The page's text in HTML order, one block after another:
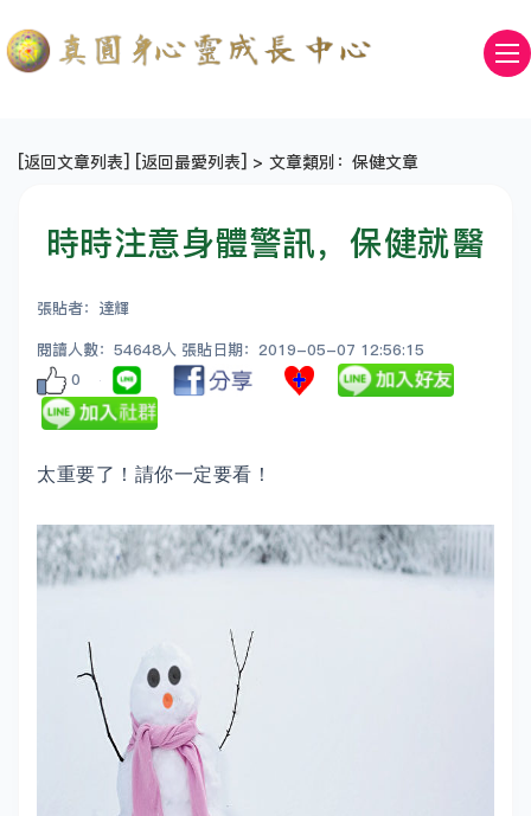
[返回文章列表] [返回最愛列表] > 文章類別：保健文章
時時注意身體警訊，保健就醫
張貼者：達輝
閱讀人數：54648人 張貼日期：2019-05-07 12:56:15
0
太重要了！請你一定要看！